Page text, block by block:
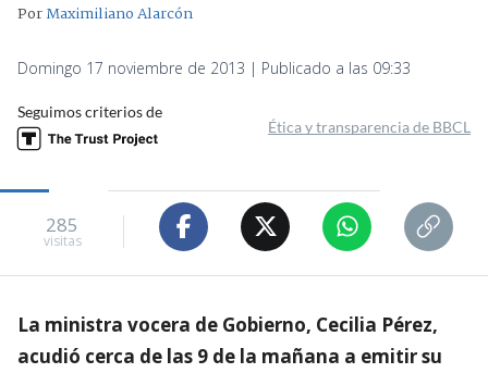
PorMaximiliano Alarcón
Domingo 17 noviembre de 2013 | Publicado a las 09:33
Seguimos criterios de
Ética y transparencia de BBCL
285
visitas
La ministra vocera de Gobierno, Cecilia Pérez,
acudió cerca de las 9 de la mañana a emitir su